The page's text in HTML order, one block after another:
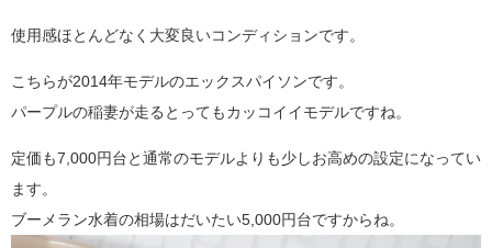
使用感ほとんどなく大変良いコンディションです。
こちらが2014年モデルのエックスパイソンです。
パープルの稲妻が走るとってもカッコイイモデルですね。
定価も7,000円台と通常のモデルよりも少しお高めの設定になってい
ます。
ブーメラン水着の相場はだいたい5,000円台ですからね。